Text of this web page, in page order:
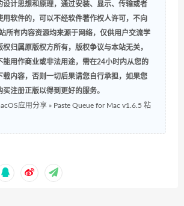
设计思想和原理，通过安装、显示、传输或者
用软件的，可以不经软件著作权人许可，不向
所有内容资源均来源于网络，仅供用户交流学
权归属原版权方所有，版权争议与本站无关，
能用作商业或非法用途，需在24小时内从您的
载内容，否则一切后果请您自行承担，如果您
注册正版以得到更好的服务。
应用分享 » Paste Queue for Mac v1.6.5 粘